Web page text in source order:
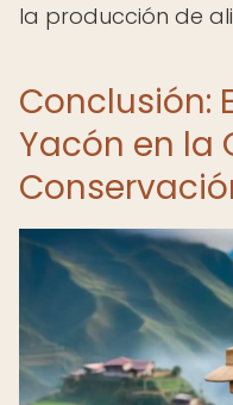
la producción de
Conclusión:
Yacón en la